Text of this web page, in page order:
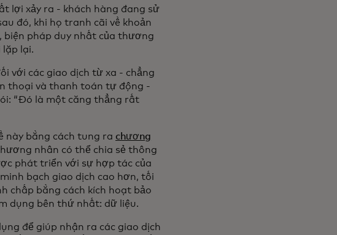
lợi xảy ra - khách hàng đang sử
đó, khi họ tranh cãi về khoản
biện pháp duy nhất của thương
lặp lại.
với các giao dịch từ xa - chẳng
thoại và thanh toán tự động -
“Đó là một căng thẳng rất
này bằng cách tung ra chương
nhân có thể chia sẻ thông
phát triển với sự hợp tác của
bạch giao dịch cao hơn, tối
chấp bằng cách kích hoạt bảo
dụng bên thứ nhất: dữ liệu.
để giúp nhận ra các giao dịch